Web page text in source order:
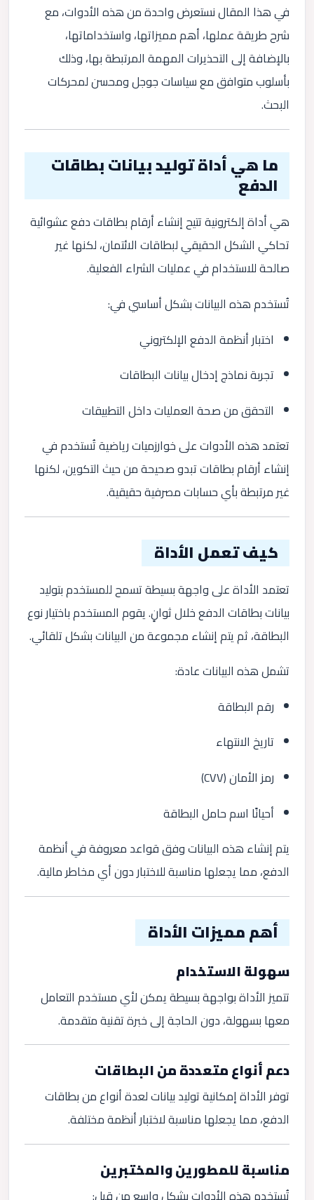
في هذا المقال نستعرض واحدة من هذه الأدوات، مع
شرح طريقة عملها، أهم مميزاتها، واستخداماتها،
بالإضافة إلى التحذيرات المهمة المرتبطة بها، وذلك
بأسلوب متوافق مع سياسات جوجل ومحسن لمحركات
البحث.
ما هي أداة توليد بيانات بطاقات
الدفع
هي أداة إلكترونية تتيح إنشاء أرقام بطاقات دفع عشوائية
تحاكي الشكل الحقيقي لبطاقات الائتمان، لكنها غير
صالحة للاستخدام في عمليات الشراء الفعلية.
تُستخدم هذه البيانات بشكل أساسي في:
اختبار أنظمة الدفع الإلكتروني
تجربة نماذج إدخال بيانات البطاقات
التحقق من صحة العمليات داخل التطبيقات
تعتمد هذه الأدوات على خوارزميات رياضية تُستخدم في
إنشاء أرقام بطاقات تبدو صحيحة من حيث التكوين، لكنها
غير مرتبطة بأي حسابات مصرفية حقيقية.
كيف تعمل الأداة
تعتمد الأداة على واجهة بسيطة تسمح للمستخدم بتوليد
بيانات بطاقات الدفع خلال ثوانٍ. يقوم المستخدم باختيار نوع
البطاقة، ثم يتم إنشاء مجموعة من البيانات بشكل تلقائي.
تشمل هذه البيانات عادة:
رقم البطاقة
تاريخ الانتهاء
رمز الأمان (CVV)
أحيانًا اسم حامل البطاقة
يتم إنشاء هذه البيانات وفق قواعد معروفة في أنظمة
الدفع، مما يجعلها مناسبة للاختبار دون أي مخاطر مالية.
أهم مميزات الأداة
سهولة الاستخدام
تتميز الأداة بواجهة بسيطة يمكن لأي مستخدم التعامل
معها بسهولة، دون الحاجة إلى خبرة تقنية متقدمة.
دعم أنواع متعددة من البطاقات
توفر الأداة إمكانية توليد بيانات لعدة أنواع من بطاقات
الدفع، مما يجعلها مناسبة لاختبار أنظمة مختلفة.
مناسبة للمطورين والمختبرين